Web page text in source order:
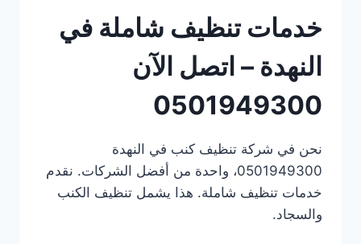
خدمات تنظيف شاملة في
النهدة – اتصل الآن
0501949300
نحن في شركة تنظيف كنب في النهدة
0501949300، واحدة من أفضل الشركات. نقدم
خدمات تنظيف شاملة. هذا يشمل تنظيف الكنب
والسجاد.